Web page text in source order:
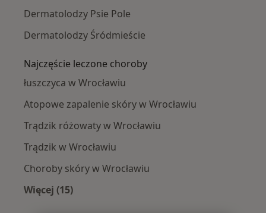
Dermatolodzy Psie Pole
Dermatolodzy Śródmieście
Najczęście leczone choroby
łuszczyca w Wrocławiu
Atopowe zapalenie skóry w Wrocławiu
Trądzik różowaty w Wrocławiu
Trądzik w Wrocławiu
Choroby skóry w Wrocławiu
Więcej (15)